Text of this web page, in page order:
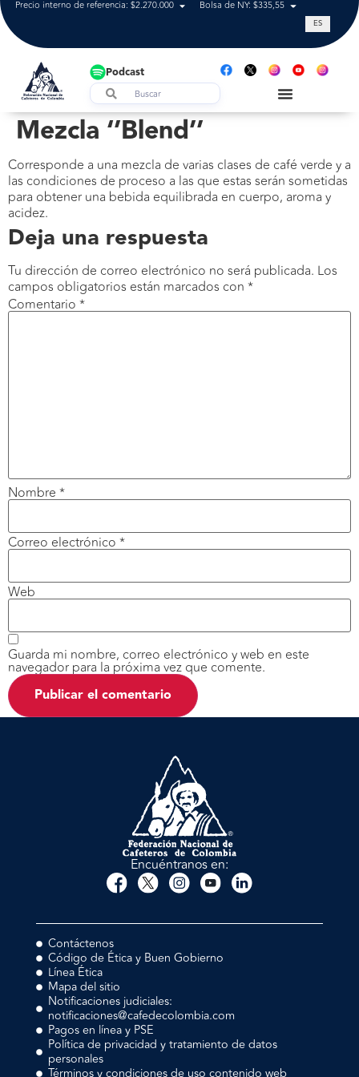
Precio interno de referencia: $2.270.000 Bolsa de NY: $335,55 Tasa de
ES
Podcast
Mezcla ‘’Blend’’
Corresponde a una mezcla de varias clases de café verde y a
las condiciones de proceso a las que estas serán sometidas
para obtener una bebida equilibrada en cuerpo, aroma y
acidez.
Deja una respuesta
Tu dirección de correo electrónico no será publicada. Los
campos obligatorios están marcados con *
Comentario *
Nombre *
Correo electrónico *
Web
Guarda mi nombre, correo electrónico y web en este
navegador para la próxima vez que comente.
Encuéntranos en:
Contáctenos
Código de Ética y Buen Gobierno
Línea Ética
Mapa del sitio
Notificaciones judiciales:
notificaciones@cafedecolombia.com
Pagos en línea y PSE
Política de privacidad y tratamiento de datos
personales
Términos y condiciones de uso contenido web